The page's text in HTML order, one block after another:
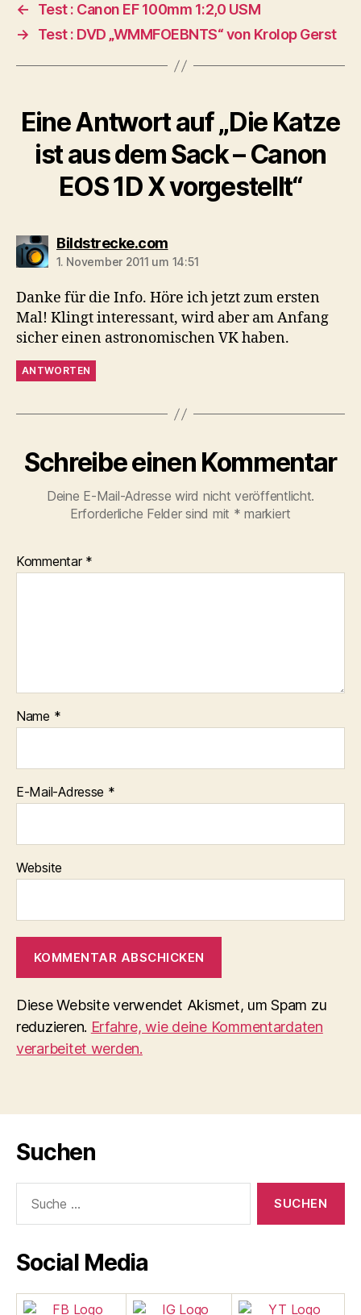
←
Test : Canon EF 100mm 1:2,0 USM
→
Test : DVD „WMMFOEBNTS“ von Krolop Gerst
Eine Antwort auf „Die Katze
ist aus dem Sack – Canon
EOS 1D X vorgestellt“
Bildstrecke.comsagt:
1. November 2011 um 14:51
Danke für die Info. Höre ich jetzt zum ersten
Mal! Klingt interessant, wird aber am Anfang
sicher einen astronomischen VK haben.
ANTWORTEN
Schreibe einen Kommentar
Deine E-Mail-Adresse wird nicht veröffentlicht.
Erforderliche Felder sind mit * markiert
Kommentar *
Name *
E-Mail-Adresse *
Website
Diese Website verwendet Akismet, um Spam zu
reduzieren. Erfahre, wie deine Kommentardaten
verarbeitet werden.
Suchen
nach:
Social Media